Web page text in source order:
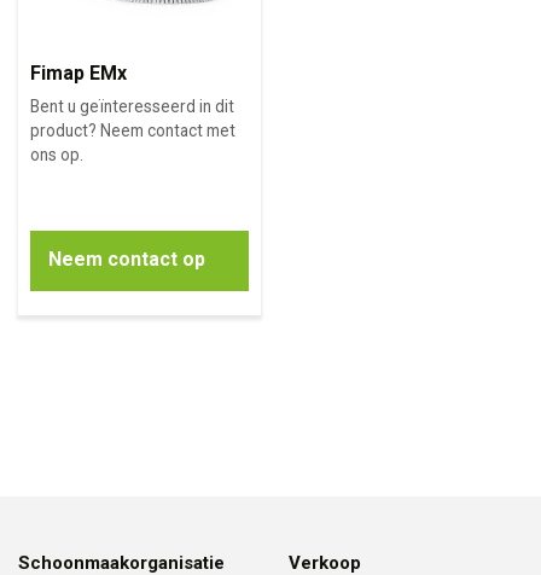
Fimap EMx
Bent u geïnteresseerd in dit
product? Neem contact met
ons op.
Neem contact op
Schoonmaakorganisatie
Verkoop